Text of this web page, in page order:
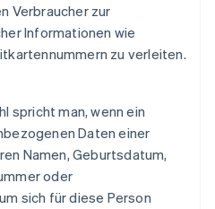
Verbraucher zur
Informationen wie
zu verleiten.
spricht man, wenn ein
Daten einer
Namen, Geburtsdatum,
oder
sich für diese Person